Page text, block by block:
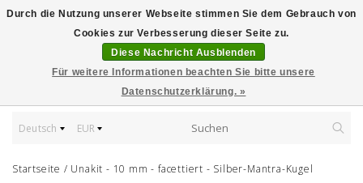
Deutsch EUR
Startseite / Unakit - 10 mm - facettiert - Silber-Mantra-Kugel
Durch die Nutzung unserer Webseite stimmen Sie dem Gebrauch von
Cookies zur Verbesserung dieser Seite zu.
Diese Nachricht Ausblenden
Für weitere Informationen beachten Sie bitte unsere
Datenschutzerklärung. »